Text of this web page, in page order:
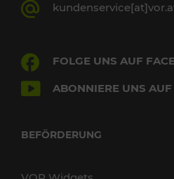
FOLGE UNS AUF
ABONNIERE UNS
BEFÖRDERUNG